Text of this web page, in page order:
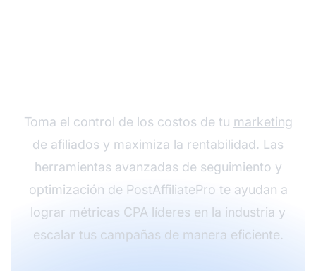
Toma el control de los costos de tu marketing
de afiliados y maximiza la rentabilidad. Las
herramientas avanzadas de seguimiento y
optimización de PostAffiliatePro te ayudan a
lograr métricas CPA líderes en la industria y
escalar tus campañas de manera eficiente.